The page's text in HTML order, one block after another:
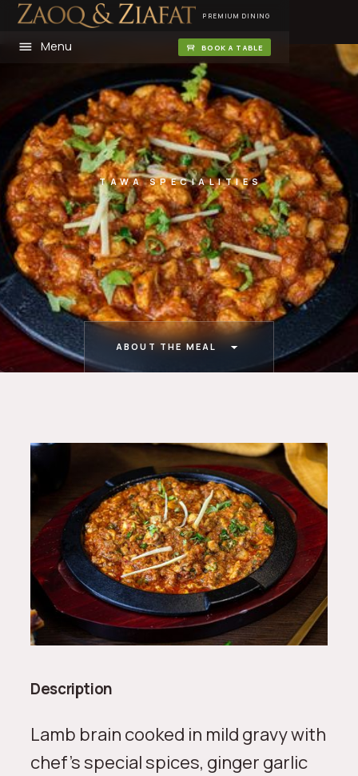
PREMIUM DINING
Menu BOOK A TABLE
TAWA SPECIALITIES
ABOUT THE MEAL
Description
Lamb brain cooked in mild gravy with
chef’s special spices, ginger garlic